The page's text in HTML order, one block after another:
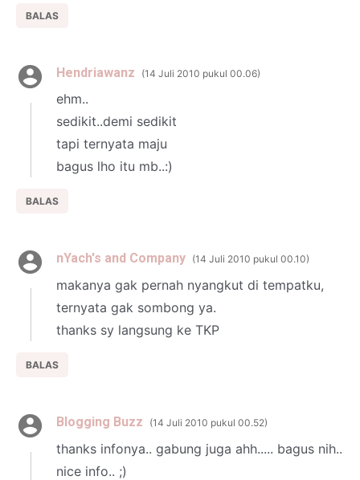
BALAS
Hendriawanz 14 Juli 2010 pukul 00.06
ehm..
sedikit..demi sedikit
tapi ternyata maju
bagus lho itu mb..:)
BALAS
nYach's and Company 14 Juli 2010 pukul 00.10
makanya gak pernah nyangkut di tempatku,
ternyata gak sombong ya.
thanks sy langsung ke TKP
BALAS
Blogging Buzz 14 Juli 2010 pukul 00.52
thanks infonya.. gabung juga ahh..... bagus nih..
nice info.. ;)